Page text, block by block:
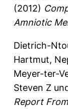
(2012)
Amniotic
Dietrich-
Hartmut,
Meyer-ter-
Steven Z
Report